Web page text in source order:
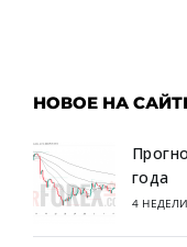
НОВОЕ НА
года
4 НЕДЕЛИ